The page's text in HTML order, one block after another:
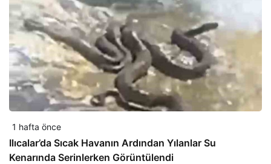
1 hafta önce
Ilıcalar’da Sıcak Havanın Ardından Yılanlar Su
Kenarında Serinlerken Görüntülendi